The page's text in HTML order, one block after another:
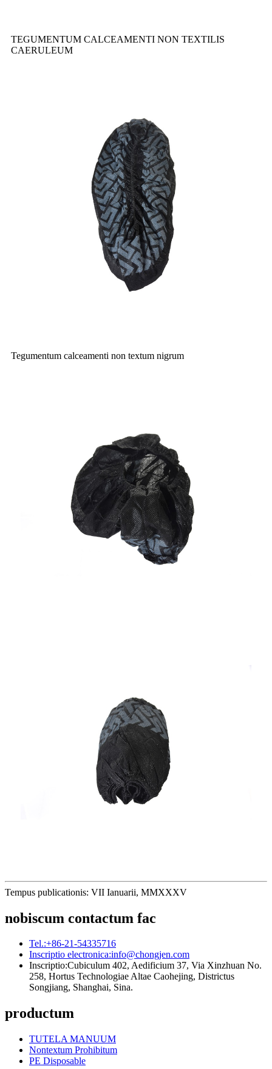
TEGUMENTUM CALCEAMENTI NON TEXTILIS
CAERULEUM
Tegumentum calceamenti non textum nigrum
Tempus publicationis: VII Ianuarii, MMXXXV
nobiscum contactum fac
Tel.:+86-21-54335716
Inscriptio electronica:info@chongjen.com
Inscriptio:Cubiculum 402, Aedificium 37, Via Xinzhuan No.
258, Hortus Technologiae Altae Caohejing, Districtus
Songjiang, Shanghai, Sina.
productum
TUTELA MANUUM
Nontextum Prohibitum
PE Disposable